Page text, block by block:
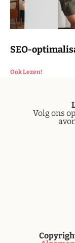
SEO-
Ook Lezen!
Volg ons